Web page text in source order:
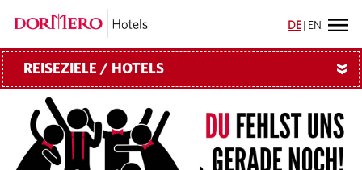
DE EN
REISEZIELE / HOTELS »